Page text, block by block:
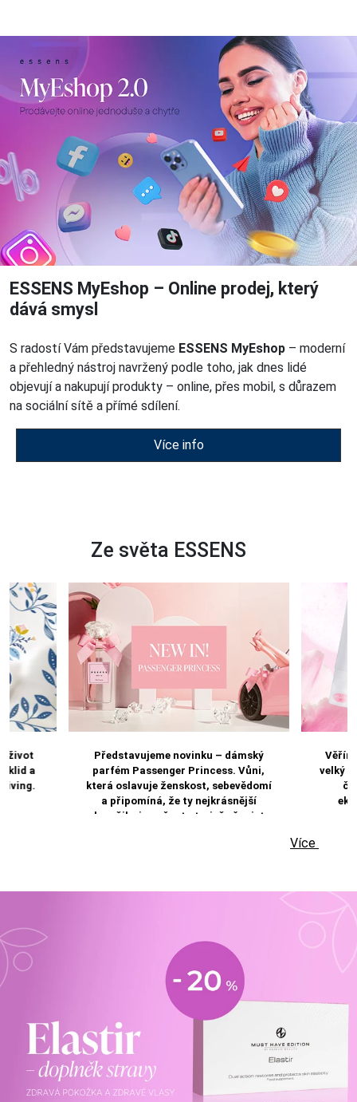
ESSENS MyEshop – Online prodej, který
dává smysl
S radostí Vám představujeme ESSENS MyEshop – moderní
a přehledný nástroj navržený podle toho, jak dnes lidé
objevují a nakupují produkty – online, přes mobil, s důrazem
na sociální sítě a přímé sdílení.
Více info
Ze světa ESSENS
život
klid a
Představujeme novinku – dámský
parfém Passenger Princess. Vůni,
která oslavuje ženskost, sebevědomí
a připomíná, že ty nejkrásnější
okamžiky jsou často ty, jež věnujete
velký
Více